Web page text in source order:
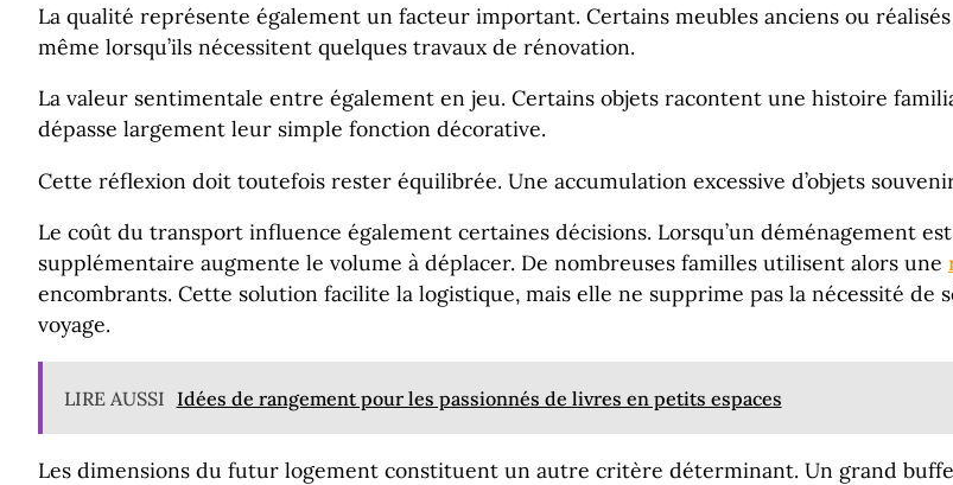
La qualité représente également un facteur important. Certains meubles anciens ou
même lorsqu’ils nécessitent quelques travaux de rénovation.
La valeur sentimentale entre également en jeu. Certains objets racontent une histoire
dépasse largement leur simple fonction décorative.
Cette réflexion doit toutefois rester équilibrée. Une accumulation excessive d’objets
Le coût du transport influence également certaines décisions. Lorsqu’un déménagement
supplémentaire augmente le volume à déplacer. De nombreuses familles utilisent alors une
encombrants. Cette solution facilite la logistique, mais elle ne supprime pas la nécessité
voyage.
LIRE AUSSI Idées de rangement pour les passionnés de livres en petits espaces
Les dimensions du futur logement constituent un autre critère déterminant. Un grand